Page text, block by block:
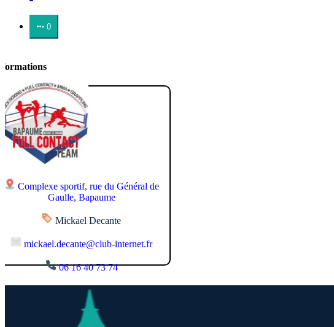
0
Complexe sportif, rue du Général de
Gaulle, Bapaume
Mickael Decante
mickael.decante@club-internet.fr
06 16 40 73 74